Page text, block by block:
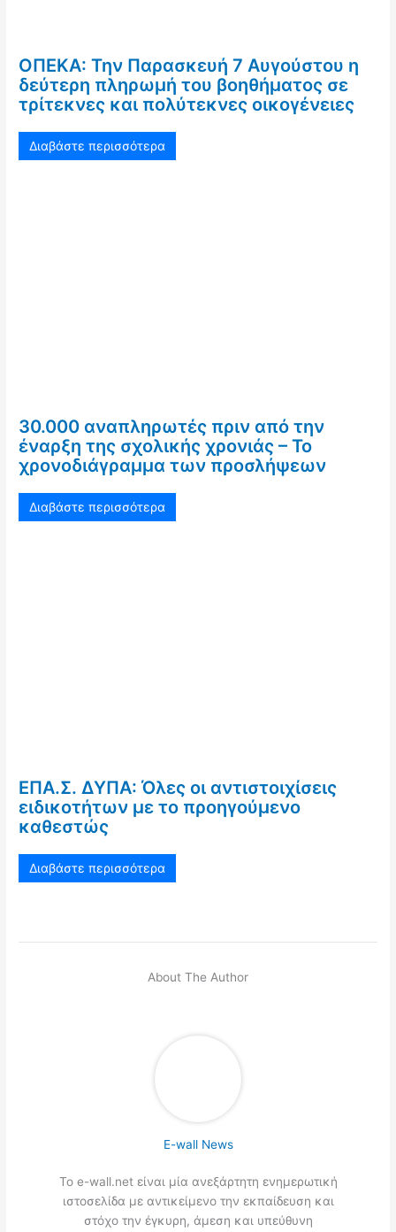
ΟΠΕΚΑ: Την Παρασκευή 7 Αυγούστου η
δεύτερη πληρωμή του βοηθήματος σε
τρίτεκνες και πολύτεκνες οικογένειες
Διαβάστε περισσότερα
30.000 αναπληρωτές πριν από την
έναρξη της σχολικής χρονιάς – Το
χρονοδιάγραμμα των προσλήψεων
Διαβάστε περισσότερα
ΕΠΑ.Σ. ΔΥΠΑ: Όλες οι αντιστοιχίσεις
ειδικοτήτων με το προηγούμενο
καθεστώς
Διαβάστε περισσότερα
About The Author
E-wall News
Το e-wall.net είναι μία ανεξάρτητη ενημερωτική
ιστοσελίδα με αντικείμενο την εκπαίδευση και
στόχο την έγκυρη, άμεση και υπεύθυνη